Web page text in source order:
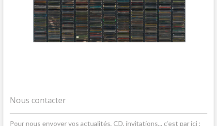
Nous contacter
Pour nous envoyer vos actualités, CD, invitations... c'est par ici :